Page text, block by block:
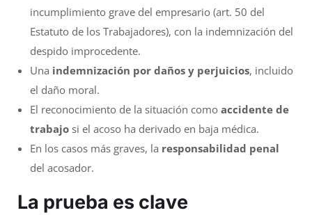
incumplimiento grave del empresario (art. 50 del
Estatuto de los Trabajadores), con la indemnización del
despido improcedente.
Una indemnización por daños y perjuicios, incluido
el daño moral.
El reconocimiento de la situación como accidente de
trabajo si el acoso ha derivado en baja médica.
En los casos más graves, la responsabilidad penal
del acosador.
La prueba es clave